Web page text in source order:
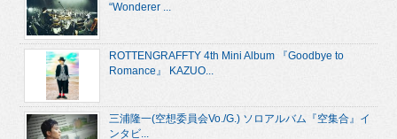
“Wonderer ...
ROTTENGRAFFTY 4th Mini Album 『Goodbye to
Romance』 KAZUO...
三浦隆一(空想委員会Vo./G.) ソロアルバム『空集合』イ
ンタビ...